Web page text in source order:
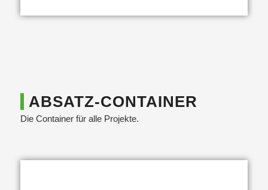
ABSATZ-CONTAINER
Die Container für alle Projekte.